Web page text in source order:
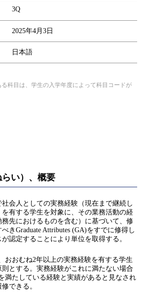
3Q
2025年4月3日
日本語
科目は、学生の入学年度によって科目コードが
い）、概要
会人としての実務経験（現在まで継続し
有する学生を対象に、その業務活動の経
先におけるものを含む）に基づいて、修
きGraduate Attributes (GA)をすでに修得し
認定することにより単位を取得する。
おおむね2年以上の実務経験を有する学生
とする。実務経験がこれに満たない場合
満たしている経験と実績があると見なされ
できる。